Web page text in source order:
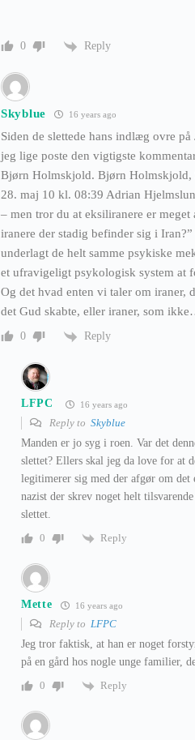
0 Reply
Skyblue 16 years ago
Siden de slettede hans indlæg ovre
jeg lige poste den vigtigste
Bjørn Holmskjold. Bjørn Holmskjold,
28. maj 10 kl. 08:39 Adrian
– men tror du at eksiliranere er meget
iranere der stadig befinder sig i
underlagt de helt samme psykiske
et ufravigeligt psykologisk system at
Og det hvad enten vi taler om iraner,
det Gud skabte, eller iraner, som ikke
0 Reply
LFPC 16 years ago
Reply to Skyblue
Manden er jo syg i roen. Var det
slettet? Ellers skal jeg da love for at
legitimerer sig med der afgør om det
nazist der skrev noget helt
slettet.
0
Reply
Mette 16 years ago
Reply to LFPC
Jeg tror faktisk, at han er noget
på en gård hos nogle unge familier,
0
Reply